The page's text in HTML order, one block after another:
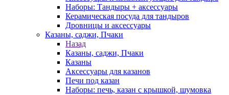
Наборы: Тандыры + аксессуары
Керамическая посуда для тандыров
Дровницы и аксессуары
Казаны, саджи, Пчаки
Назад
Казаны, саджи, Пчаки
Казаны
Аксессуары для казанов
Печи под казан
Наборы: печь, казан с крышкой, шумовка